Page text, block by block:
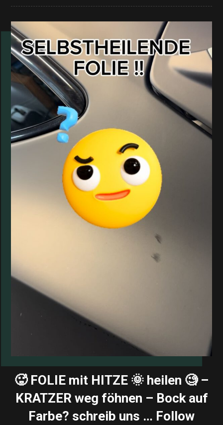
🥵 FOLIE mit HITZE 🌞 heilen 🧐 –
KRATZER weg föhnen – Bock auf
Farbe? schreib uns … Follow